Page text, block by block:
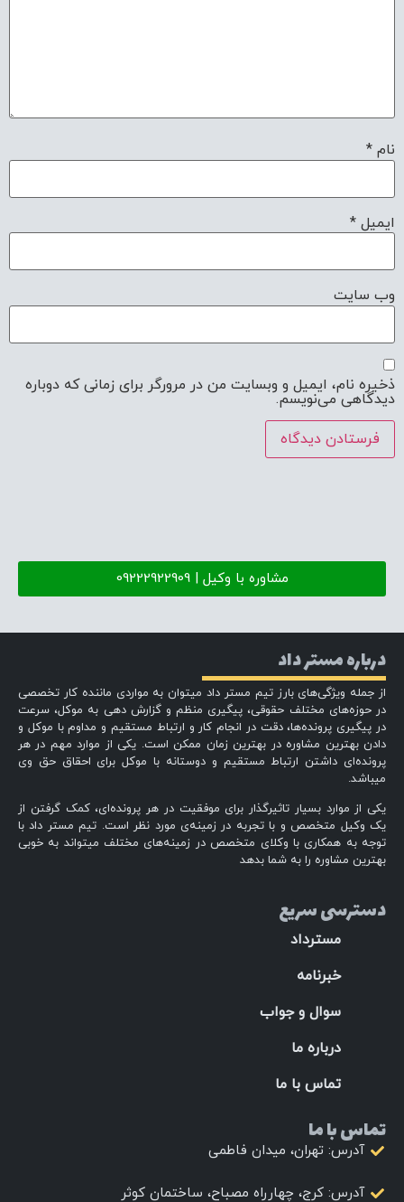
نام *
ایمیل *
وب‌ سایت
ذخیره نام، ایمیل و وبسایت من در مرورگر برای زمانی که دوباره
دیدگاهی می‌نویسم.
مشاوره با وکیل | 09222922909
درباره مستر داد
از جمله ویژگی‌های بارز تیم مستر داد میتوان به مواردی ماننده کار تخصصی
در حوزه‌های مختلف حقوقی، پیگیری منظم و گزارش دهی به موکل، سرعت
در پیگیری پرونده‌ها، دقت در انجام کار و ارتباط مستقیم و مداوم با موکل و
دادن بهترین مشاوره در بهترین زمان ممکن است. یکی از موارد مهم در هر
پرونده‌ای داشتن ارتباط مستقیم و دوستانه با موکل برای احقاق حق وی
میباشد.
یکی از موارد بسیار تاثیرگذار برای موفقیت در هر پرونده‌ای، کمک گرفتن از
یک وکیل متخصص و با تجربه در زمینه‌ی مورد نظر است. تیم مستر داد با
توجه به همکاری با وکلای متخصص در زمینه‌های مختلف میتواند به خوبی
بهترین مشاوره را به شما بدهد
دسترسی سریع
مسترداد
خبرنامه
سوال و جواب
درباره ما
تماس با ما
تماس با ما
آدرس: تهران، میدان فاطمی
آدرس: کرج، چهارراه مصباح، ساختمان کوثر